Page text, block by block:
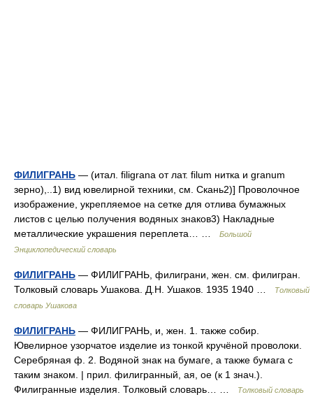
ФИЛИГРАНЬ — (итал. filigrana от лат. filum нитка и granum
зерно),..1) вид ювелирной техники, см. Скань2)] Проволочное
изображение, укрепляемое на сетке для отлива бумажных
листов с целью получения водяных знаков3) Накладные
металлические украшения переплета… …
Большой
Энциклопедический словарь
ФИЛИГРАНЬ — ФИЛИГРАНЬ, филиграни, жен. см. филигран.
Толковый словарь Ушакова. Д.Н. Ушаков. 1935 1940 …
Толковый
словарь Ушакова
ФИЛИГРАНЬ — ФИЛИГРАНЬ, и, жен. 1. также собир.
Ювелирное узорчатое изделие из тонкой кручёной проволоки.
Серебряная ф. 2. Водяной знак на бумаге, а также бумага с
таким знаком. | прил. филигранный, ая, ое (к 1 знач.).
Филигранные изделия. Толковый словарь… …
Толковый словарь